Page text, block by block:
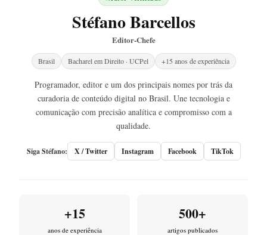
Stéfano Barcellos
Editor-Chefe
Brasil Bacharel em Direito · UCPel +15 anos de experiência
Programador, editor e um dos principais nomes por trás da
curadoria de conteúdo digital no Brasil. Une tecnologia e
comunicação com precisão analítica e compromisso com a
qualidade.
Siga Stéfano: X / Twitter Instagram Facebook TikTok
+15
anos de experiência
500+
artigos publicados